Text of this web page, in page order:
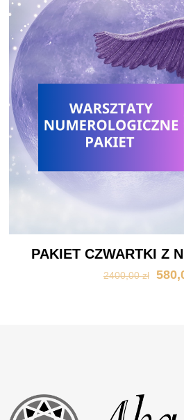
PAKIET CZWARTKI Z
2400,00zł